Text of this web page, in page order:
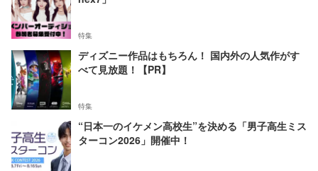
特集
ディズニー作品はもちろん！ 国内外の人気作がす
べて見放題！【PR】
特集
“日本一のイケメン高校生”を決める「男子高生ミス
ターコン2026」開催中！